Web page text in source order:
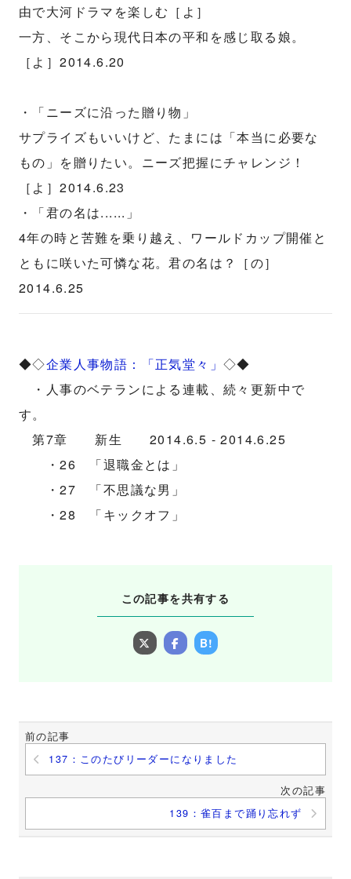
由で大河ドラマを楽しむ［よ］
一方、そこから現代日本の平和を感じ取る娘。
［よ］2014.6.20
・「ニーズに沿った贈り物」
サプライズもいいけど、たまには「本当に必要な
もの」を贈りたい。ニーズ把握にチャレンジ！
［よ］2014.6.23
・「君の名は......」
4年の時と苦難を乗り越え、ワールドカップ開催と
ともに咲いた可憐な花。君の名は？［の］
2014.6.25
◆◇企業人事物語：「正気堂々」◇◆
・人事のベテランによる連載、続々更新中で
す。
第7章 新生 2014.6.5 - 2014.6.25
・26 「退職金とは」
・27 「不思議な男」
・28 「キックオフ」
この記事を共有する
B!
前の記事
137：このたびリーダーになりました
次の記事
139：雀百まで踊り忘れず